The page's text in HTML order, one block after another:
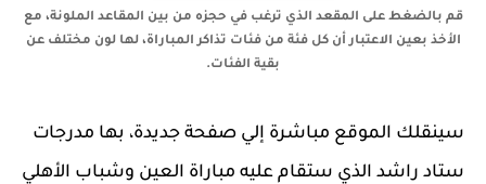
قم بالضغط على المقعد الذي ترغب في حجزه من بين المقاعد الملونة، مع
الأخذ بعين الاعتبار أن كل فئة من فئات تذاكر المباراة،لها لون مختلف عن
بقية الفئات.
سينقلك الموقع مباشرة إلي صفحة جديدة، بها مدرجات
ستاد راشد الذي ستقام عليه مباراة العين وشباب الأهلي